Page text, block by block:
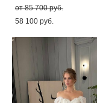
от 85 700 pуб.
58 100 pуб.